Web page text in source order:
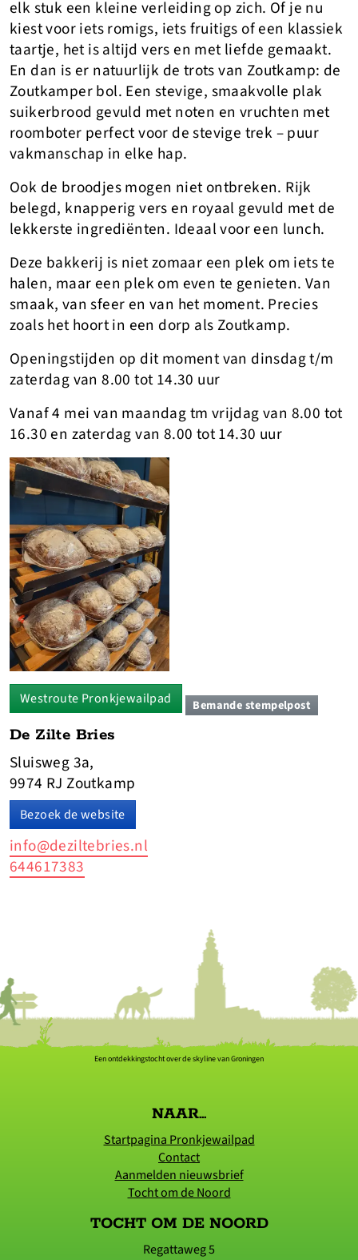
elk stuk een kleine verleiding op zich. Of je nu
kiest voor iets romigs, iets fruitigs of een klassiek
taartje, het is altijd vers en met liefde gemaakt.
En dan is er natuurlijk de trots van Zoutkamp: de
Zoutkamper bol. Een stevige, smaakvolle plak
suikerbrood gevuld met noten en vruchten met
roomboter perfect voor de stevige trek – puur
vakmanschap in elke hap.
Ook de broodjes mogen niet ontbreken. Rijk
belegd, knapperig vers en royaal gevuld met de
lekkerste ingrediënten. Ideaal voor een lunch.
Deze bakkerij is niet zomaar een plek om iets te
halen, maar een plek om even te genieten. Van
smaak, van sfeer en van het moment. Precies
zoals het hoort in een dorp als Zoutkamp.
Openingstijden op dit moment van dinsdag t/m
zaterdag van 8.00 tot 14.30 uur
Vanaf 4 mei van maandag tm vrijdag van 8.00 tot
16.30 en zaterdag van 8.00 tot 14.30 uur
Westroute Pronkjewailpad Bemande stempelpost
De Zilte Bries
Sluisweg 3a,
9974 RJ Zoutkamp
Bezoek de website
info@deziltebries.nl
644617383
Een ontdekkingstocht over de skyline van Groningen
NAAR...
Startpagina Pronkjewailpad
Contact
Aanmelden nieuwsbrief
Tocht om de Noord
TOCHT OM DE NOORD
Regattaweg 5